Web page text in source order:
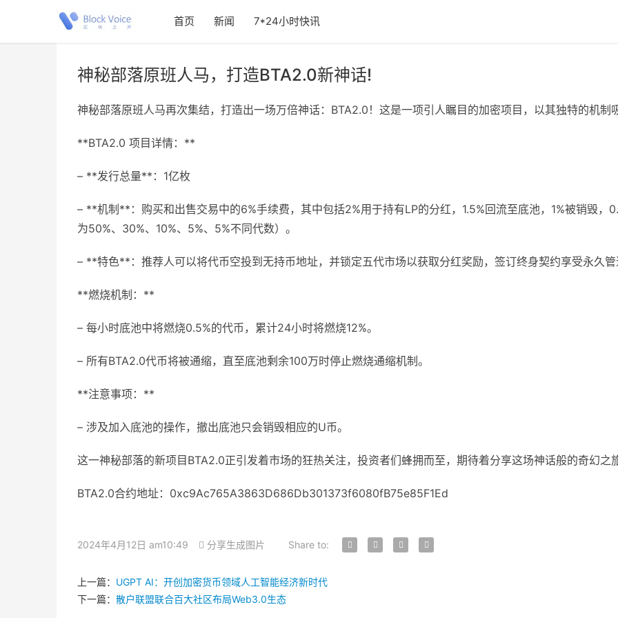
首页 新闻 7*24小时快讯
神秘部落原班人马，打造BTA2.0新神话!
神秘部落原班人马再次集结，打造出一场万倍神话：BTA2.0！这是一项引人瞩目的加密项目，以其独特的机制
**BTA2.0 项目详情：**
– **发行总量**：1亿枚
– **机制**：购买和出售交易中的6%手续费，其中包括2%用于持有LP的分红，1.5%回流至底池，1%被销毁，
为50%、30%、10%、5%、5%不同代数）。
– **特色**：推荐人可以将代币空投到无持币地址，并锁定五代市场以获取分红奖励，签订终身契约享受永久
**燃烧机制：**
– 每小时底池中将燃烧0.5%的代币，累计24小时将燃烧12%。
– 所有BTA2.0代币将被通缩，直至底池剩余100万时停止燃烧通缩机制。
**注意事项：**
– 涉及加入底池的操作，撤出底池只会销毁相应的U币。
这一神秘部落的新项目BTA2.0正引发着市场的狂热关注，投资者们蜂拥而至，期待着分享这场神话般的奇幻之
BTA2.0合约地址：0xc9Ac765A3863D686Db301373f6080fB75e85F1Ed
2024年4月12日 am10:49 分享生成图片 Share to:
上一篇： UGPT AI：开创加密货币领域人工智能经济新时代
下一篇： 散户联盟联合百大社区布局Web3.0生态